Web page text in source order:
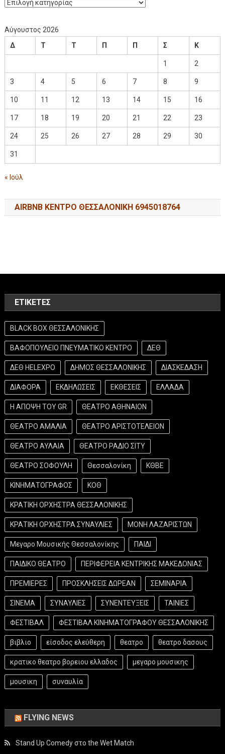
Αύγουστος 2026
Δ
Τ Τ Π Π Σ Κ
1 2
3 4 5 6 7 8 9
10 11 12 13 14 15 16
17 18 19 20 21 22 23
24 25 26 27 28 29 30
31
« Ιούλ
AIRBNB ΚΕΝΤΡΟ ΘΕΣΣΑΛΟΝΙΚΗ 6945018764
ΕΤΙΚΈΤΕΣ
BLACK BOX ΘΕΣΣΑΛΟΝΙΚΗΣ
ΒΑΦΟΠΟΥΛΕΙΟ ΠΝΕΥΜΑΤΙΚΟ ΚΕΝΤΡΟ ΔΕΘ
ΔΕΘ HELEXPO ΔΗΜΟΣ ΘΕΣΣΑΛΟΝΙΚΗΣ ΔΙΑΣΚΕΔΑΣΗ
ΔΙΑΦΟΡΑ ΕΚΔΗΛΩΣΕΙΣ ΕΚΘΕΣΕΙΣ ΕΛΛΑΔΑ
Η ΑΠΟΨΗ ΤΟΥ GR ΘΕΑΤΡΟ ΑΘΗΝΑΙΟΝ
ΘΕΑΤΡΟ ΑΜΑΛΙΑ ΘΕΑΤΡΟ ΑΡΙΣΤΟΤΕΛΕΙΟΝ
ΘΕΑΤΡΟ ΑΥΛΑΙΑ ΘΕΑΤΡΟ ΡΑΔΙΟ ΣΙΤΥ
ΘΕΑΤΡΟ ΣΟΦΟΥΛΗ Θεσσαλονίκη ΚΘΒΕ
ΚΙΝΗΜΑΤΟΓΡΑΦΟΣ ΚΟΘ
ΚΡΑΤΙΚΗ ΟΡΧΗΣΤΡΑ ΘΕΣΣΑΛΟΝΙΚΗΣ
ΚΡΑΤΙΚΗ ΟΡΧΗΣΤΡΑ ΣΥΝΑΥΛΙΕΣ ΜΟΝΗ ΛΑΖΑΡΙΣΤΩΝ
Μεγαρο Μουσικής Θεσσαλονίκης ΠΑΙΔΙ
ΠΑΙΔΙΚΟ ΘΕΑΤΡΟ ΠΕΡΙΦΕΡΕΙΑ ΚΕΝΤΡΙΚΗΣ ΜΑΚΕΔΟΝΙΑΣ
ΠΡΕΜΙΕΡΕΣ ΠΡΟΣΚΛΗΣΕΙΣ ΔΩΡΕΑΝ ΣΕΜΙΝΑΡΙΑ
ΣΙΝΕΜΑ ΣΥΝΑΥΛΙΕΣ ΣΥΝΕΝΤΕΥΞΕΙΣ ΤΑΙΝΙΕΣ
ΦΕΣΤΙΒΑΛ ΦΕΣΤΙΒΑΛ ΚΙΝΗΜΑΤΟΓΡΑΦΟΥ ΘΕΣΣΑΛΟΝΙΚΗΣ
βιβλιο είσοδος ελεύθερη θεατρο θεατρο δασους
κρατικο θεατρο βορειου ελλαδος μεγαρο μουσικης
μουσικη συναυλία
FLYING NEWS
Stand Up Comedy στο the Wet Match